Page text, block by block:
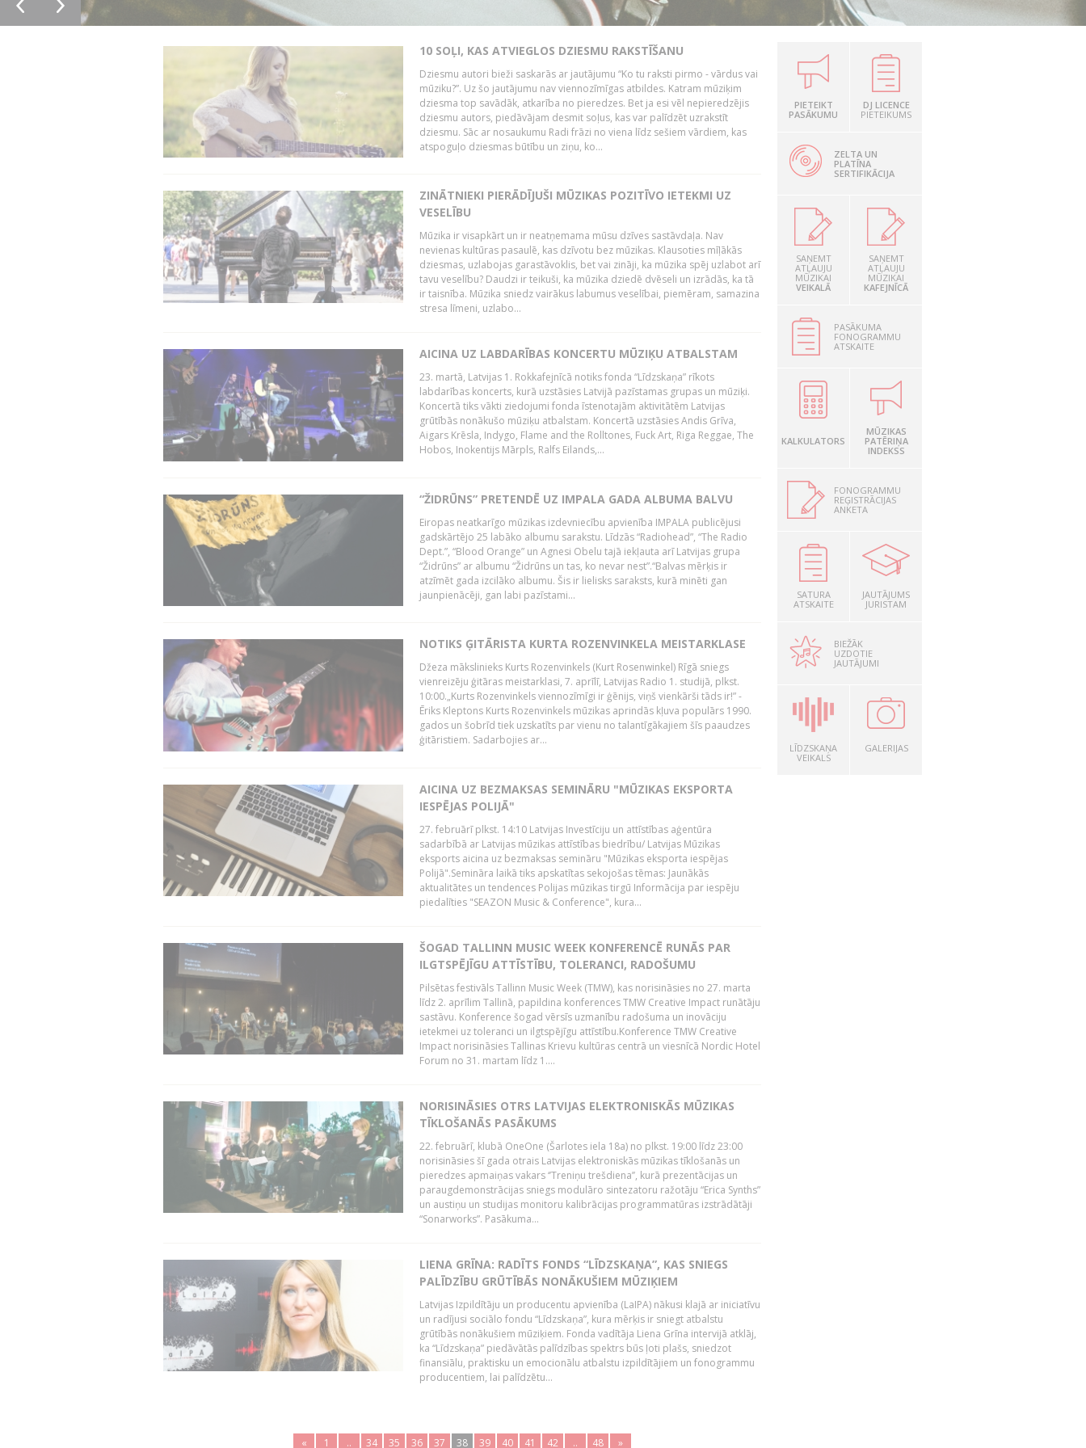
10 SOĻI, KAS ATVIEGLOS DZIESMU RAKSTĪŠANU
Dziesmu autori bieži saskarās ar jautājumu “Ko tu raksti pirmo - vārdus vai
mūziku?”. Uz šo jautājumu nav viennozīmīgas atbildes. Katram mūziķim
dziesma top savādāk, atkarība no pieredzes. Bet ja esi vēl nepieredzējis
dziesmu autors, piedāvājam desmit soļus, kas var palīdzēt uzrakstīt
dziesmu. Sāc ar nosaukumu Radi frāzi no viena līdz sešiem vārdiem, kas
atspoguļo dziesmas būtību un ziņu, ko...
ZINĀTNIEKI PIERĀDĪJUŠI MŪZIKAS POZITĪVO IETEKMI UZ
VESELĪBU
Mūzika ir visapkārt un ir neatņemama mūsu dzīves sastāvdaļa. Nav
nevienas kultūras pasaulē, kas dzīvotu bez mūzikas. Klausoties mīļākās
dziesmas, uzlabojas garastāvoklis, bet vai zināji, ka mūzika spēj uzlabot arī
tavu veselību? Daudzi ir teikuši, ka mūzika dziedē dvēseli un izrādās, ka tā
ir taisnība. Mūzika sniedz vairākus labumus veselībai, piemēram, samazina
stresa līmeni, uzlabo...
AICINA UZ LABDARĪBAS KONCERTU MŪZIĶU ATBALSTAM
23. martā, Latvijas 1. Rokkafejnīcā notiks fonda “Līdzskaņa” rīkots
labdarības koncerts, kurā uzstāsies Latvijā pazīstamas grupas un mūziķi.
Koncertā tiks vākti ziedojumi fonda īstenotajām aktivitātēm Latvijas
grūtībās nonākušo mūziķu atbalstam. Koncertā uzstāsies Andis Grīva,
Aigars Krēsla, Indygo, Flame and the Rolltones, Fuck Art, Riga Reggae, The
Hobos, Inokentijs Mārpls, Ralfs Eilands,...
“ŽIDRŪNS” PRETENDĒ UZ IMPALA GADA ALBUMA BALVU
Eiropas neatkarīgo mūzikas izdevniecību apvienība IMPALA publicējusi
gadskārtējo 25 labāko albumu sarakstu. Līdzās “Radiohead”, “The Radio
Dept.”, “Blood Orange” un Agnesi Obelu tajā iekļauta arī Latvijas grupa
“Židrūns” ar albumu “Židrūns un tas, ko nevar nest”.“Balvas mērķis ir
atzīmēt gada izcilāko albumu. Šis ir lielisks saraksts, kurā minēti gan
jaunpienācēji, gan labi pazīstami...
NOTIKS ĢITĀRISTA KURTA ROZENVINKELA MEISTARKLASE
Džeza mākslinieks Kurts Rozenvinkels (Kurt Rosenwinkel) Rīgā sniegs
vienreizēju ģitāras meistarklasi, 7. aprīlī, Latvijas Radio 1. studijā, plkst.
10:00.„Kurts Rozenvinkels viennozīmīgi ir ģēnijs, viņš vienkārši tāds ir!” -
Ēriks Kleptons Kurts Rozenvinkels mūzikas aprindās kļuva populārs 1990.
gados un šobrīd tiek uzskatīts par vienu no talantīgākajiem šīs paaudzes
ģitāristiem. Sadarbojies ar...
AICINA UZ BEZMAKSAS SEMINĀRU "MŪZIKAS EKSPORTA
IESPĒJAS POLIJĀ"
27. februārī plkst. 14:10 Latvijas Investīciju un attīstības aģentūra
sadarbībā ar Latvijas mūzikas attīstības biedrību/ Latvijas Mūzikas
eksports aicina uz bezmaksas semināru "Mūzikas eksporta iespējas
Polijā".Semināra laikā tiks apskatītas sekojošas tēmas: Jaunākās
aktualitātes un tendences Polijas mūzikas tirgū Informācija par iespēju
piedalīties "SEAZON Music & Conference", kura...
ŠOGAD TALLINN MUSIC WEEK KONFERENCĒ RUNĀS PAR
ILGTSPĒJĪGU ATTĪSTĪBU, TOLERANCI, RADOŠUMU
Pilsētas festivāls Tallinn Music Week (TMW), kas norisināsies no 27. marta
līdz 2. aprīlim Tallinā, papildina konferences TMW Creative Impact runātāju
sastāvu. Konference šogad vērsīs uzmanību radošuma un inovāciju
ietekmei uz toleranci un ilgtspējīgu attīstību.Konference TMW Creative
Impact norisināsies Tallinas Krievu kultūras centrā un viesnīcā Nordic Hotel
Forum no 31. martam līdz 1....
NORISINĀSIES OTRS LATVIJAS ELEKTRONISKĀS MŪZIKAS
TĪKLOŠANĀS PASĀKUMS
22. februārī, klubā OneOne (Šarlotes iela 18a) no plkst. 19:00 līdz 23:00
norisināsies šī gada otrais Latvijas elektroniskās mūzikas tīklošanās un
pieredzes apmaiņas vakars ‘’Treniņu trešdiena’’, kurā prezentācijas un
paraugdemonstrācijas sniegs modulāro sintezatoru ražotāju “Erica Synths”
un austiņu un studijas monitoru kalibrācijas programmatūras izstrādātāji
“Sonarworks”. Pasākuma...
LIENA GRĪNA: RADĪTS FONDS “LĪDZSKAŅA”, KAS SNIEGS
PALĪDZĪBU GRŪTĪBĀS NONĀKUŠIEM MŪZIĶIEM
Latvijas Izpildītāju un producentu apvienība (LaIPA) nākusi klajā ar iniciatīvu
un radījusi sociālo fondu “Līdzskaņa”, kura mērķis ir sniegt atbalstu
grūtībās nonākušiem mūziķiem. Fonda vadītāja Liena Grīna intervijā atklāj,
ka “Līdzskaņa” piedāvātās palīdzības spektrs būs ļoti plašs, sniedzot
finansiālu, praktisku un emocionālu atbalstu izpildītājiem un fonogrammu
producentiem, lai palīdzētu...
« 1 .. 34 35 36 37 38 39 40 41 42 .. 48 »
PIETEIKT
PASĀKUMU
DJ LICENCE
PIETEIKUMS
ZELTA UN
PLATĪNA
SERTIFIKĀCIJA
SAŅEMT
ATĻAUJU
MŪZIKAI
VEIKALĀ
SAŅEMT
ATĻAUJU
MŪZIKAI
KAFEJNĪCĀ
PASĀKUMA
FONOGRAMMU
ATSKAITE
KALKULATORS
MŪZIKAS
PATĒRIŅA
INDEKSS
FONOGRAMMU
REĢISTRĀCIJAS
ANKETA
SATURA
ATSKAITE
JAUTĀJUMS
JURISTAM
BIEŽĀK
UZDOTIE
JAUTĀJUMI
LĪDZSKAŅA
VEIKALS
GALERIJAS